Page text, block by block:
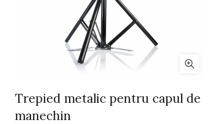
Trepied metalic pentru capul de
manechin